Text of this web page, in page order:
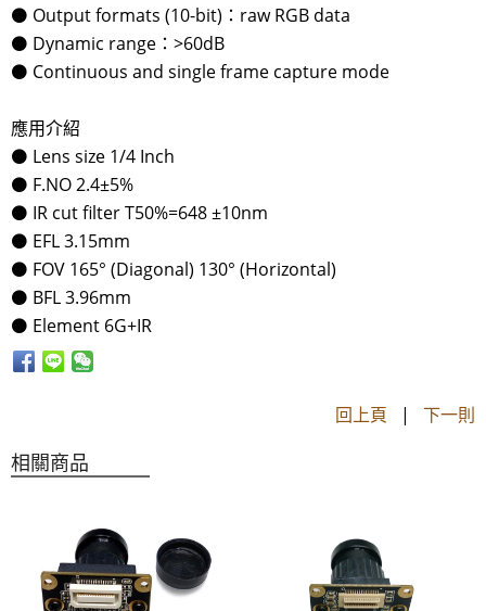
⚫ Output formats (10-bit)：raw RGB data
⚫ Dynamic range：>60dB
⚫ Continuous and single frame capture mode
應用介紹
⚫ Lens size 1/4 Inch
⚫ F.NO 2.4±5%
⚫ IR cut filter T50%=648 ±10nm
⚫ EFL 3.15mm
⚫ FOV 165° (Diagonal) 130° (Horizontal)
⚫ BFL 3.96mm
⚫ Element 6G+IR
回上頁 | 下一則
相關商品